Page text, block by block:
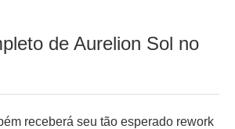
de Aurelion Sol no
receberá seu tão esperado rework